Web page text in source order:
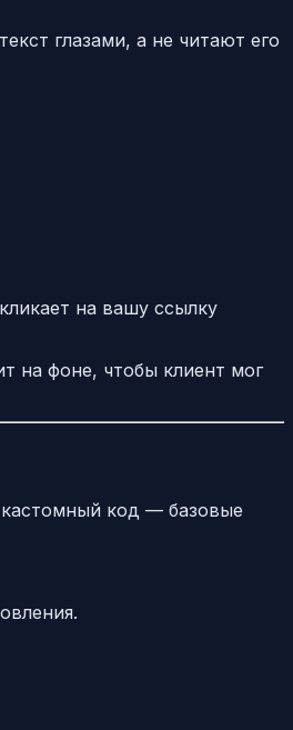
глазами, а не читают его
на вашу ссылку
на фоне, чтобы клиент мог
код — базовые